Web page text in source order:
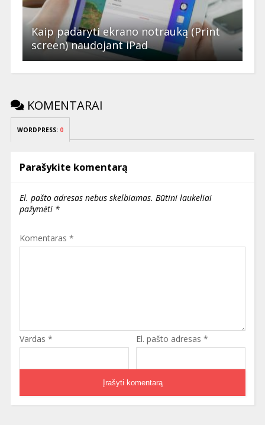
Kaip padaryti ekrano notrauką (Print
screen) naudojant iPad
KOMENTARAI
WORDPRESS: 0
Parašykite komentarą
El. pašto adresas nebus skelbiamas. Būtini laukeliai
pažymėti *
Komentaras *
Vardas * El. pašto adresas *